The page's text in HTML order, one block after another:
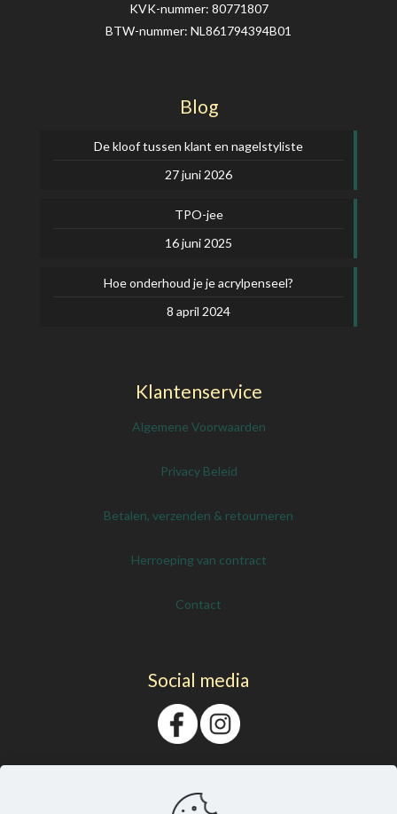
KVK-nummer: 80771807
BTW-nummer: NL861794394B01
Blog
De kloof tussen klant en nagelstyliste
27 juni 2026
TPO-jee
16 juni 2025
Hoe onderhoud je je acrylpenseel?
8 april 2024
Klantenservice
Algemene Voorwaarden
Privacy Beleid
Betalen, verzenden & retourneren
Herroeping van contract
Contact
Social media